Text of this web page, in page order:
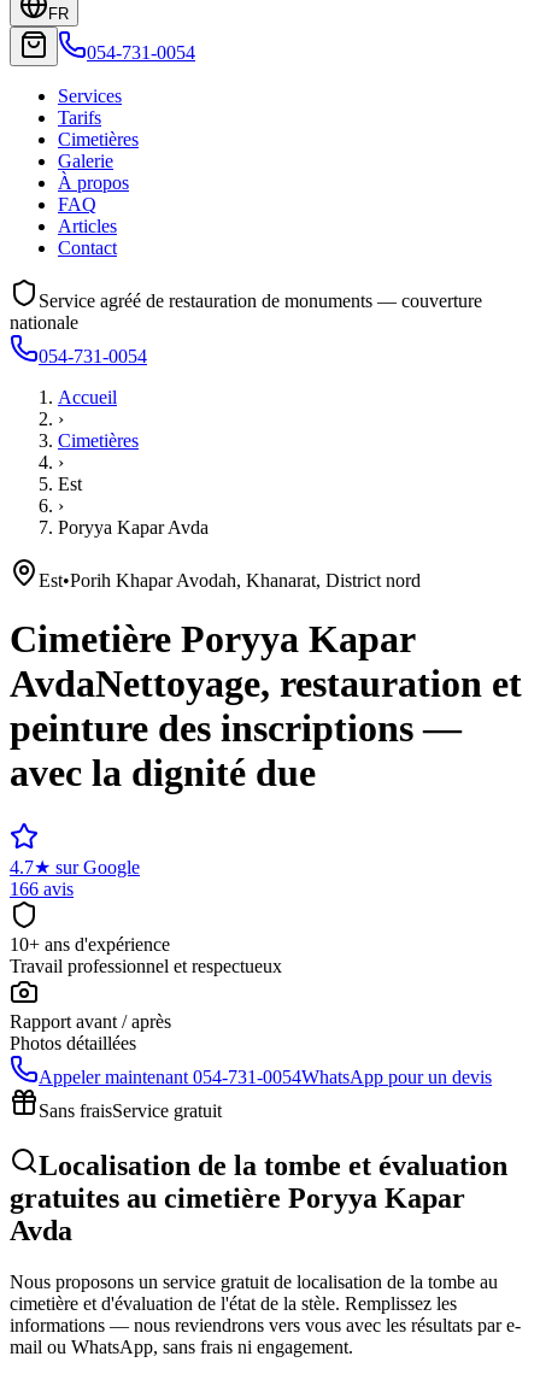
FR
054-731-0054
Services
Tarifs
Cimetières
Galerie
À propos
FAQ
Articles
Contact
Service agréé de restauration de monuments — couverture
nationale
054-731-0054
Accueil
›
Cimetières
›
Est
›
Poryya Kapar Avda
Est•Porih Khapar Avodah, Khanarat, District nord
Cimetière Poryya Kapar
AvdaNettoyage, restauration et
peinture des inscriptions —
avec la dignité due
4.7★ sur Google
166 avis
10+ ans d'expérience
Travail professionnel et respectueux
Rapport avant / après
Photos détaillées
Appeler maintenant 054-731-0054WhatsApp pour un devis
Sans fraisService gratuit
Localisation de la tombe et évaluation
gratuites au cimetière Poryya Kapar
Avda
Nous proposons un service gratuit de localisation de la tombe au
cimetière et d'évaluation de l'état de la stèle. Remplissez les
informations — nous reviendrons vers vous avec les résultats par e-
mail ou WhatsApp, sans frais ni engagement.